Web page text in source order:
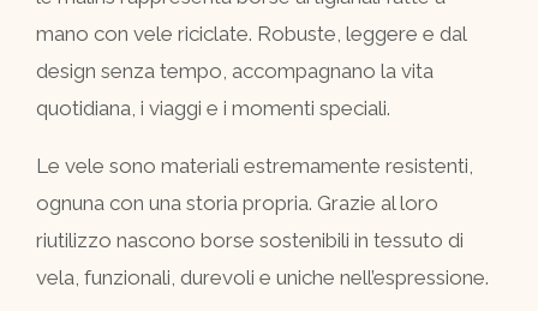
mano con vele riciclate. Robuste, leggere e dal
design senza tempo, accompagnano la vita
quotidiana, i viaggi e i momenti speciali.
Le vele sono materiali estremamente resistenti,
ognuna con una storia propria. Grazie al loro
riutilizzo nascono borse sostenibili in tessuto di
vela, funzionali, durevoli e uniche nell’espressione.